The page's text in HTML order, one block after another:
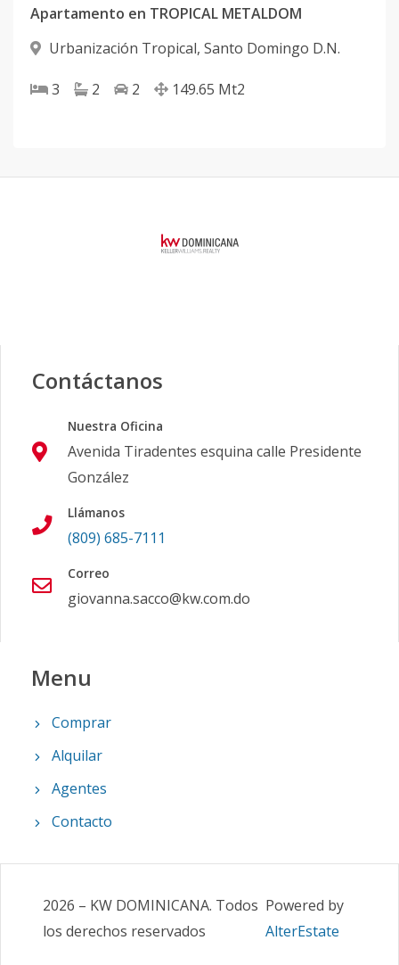
Apartamento en TROPICAL METALDOM
Urbanización Tropical, Santo Domingo D.N.
3 2 2 149.65 Mt2
Contáctanos
Nuestra Oficina
Avenida Tiradentes esquina calle Presidente
González
Llámanos
(809) 685-7111
Correo
giovanna.sacco@kw.com.do
Menu
Comprar
Alquilar
Agentes
Contacto
2026 – KW DOMINICANA. Todos
los derechos reservados
Powered by
AlterEstate